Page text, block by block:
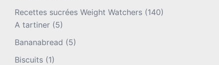
Recettes sucrées Weight Watchers (140)
A tartiner (5)
Bananabread (5)
Biscuits (1)